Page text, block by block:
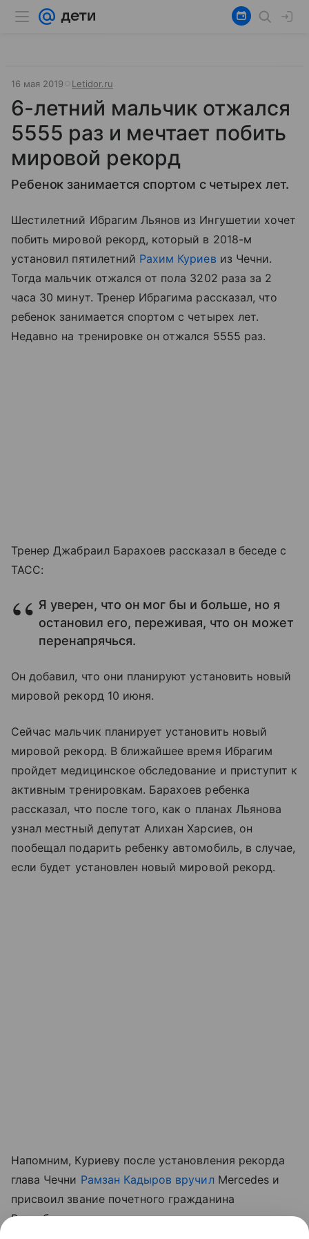
16 мая 2019 Letidor.ru
6-летний мальчик отжался
5555 раз и мечтает побить
мировой рекорд
Ребенок занимается спортом с четырех лет.
Шестилетний Ибрагим Льянов из Ингушетии хочет
побить мировой рекорд, который в 2018-м
установил пятилетний Рахим Куриев из Чечни.
Тогда мальчик отжался от пола 3202 раза за 2
часа 30 минут. Тренер Ибрагима рассказал, что
ребенок занимается спортом с четырех лет.
Недавно на тренировке он отжался 5555 раз.
Тренер Джабраил Барахоев рассказал в беседе с
ТАСС:
Я уверен, что он мог бы и больше, но я
остановил его, переживая, что он может
перенапрячься.
Он добавил, что они планируют установить новый
мировой рекорд 10 июня.
Сейчас мальчик планирует установить новый
мировой рекорд. В ближайшее время Ибрагим
пройдет медицинское обследование и приступит к
активным тренировкам. Барахоев ребенка
рассказал, что после того, как о планах Льянова
узнал местный депутат Алихан Харсиев, он
пообещал подарить ребенку автомобиль, в случае,
если будет установлен новый мировой рекорд.
Напомним, Куриеву после установления рекорда
глава Чечни Рамзан Кадыров вручилMercedes и
присвоил звание почетного гражданина
Республики.